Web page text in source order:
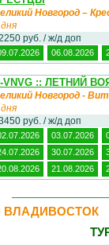
Новгород –
руб. / ж/д доп
06.08.2026
VNVG :: ЛЕТНИЙ
Новгород -
руб. / ж/д доп
03.07.2026
30.07.2026
21.08.2026
ВЛАДИВОСТОК